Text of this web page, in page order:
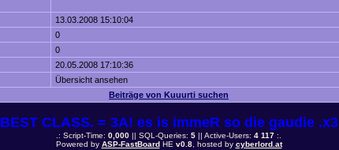
13.03.2008 15:10:04
0
0
20.05.2008 17:10:36
Übersicht ansehen
Beiträge von Kuuurti suchen
BEST CLASS. = 3A! es is immeR so die gaudie .x3
.: Script-Time: 0,000 || SQL-Queries: 5 || Active-Users: 4 117 :.
Powered by ASP-FastBoardHE v0.8, hosted by cyberlord.at